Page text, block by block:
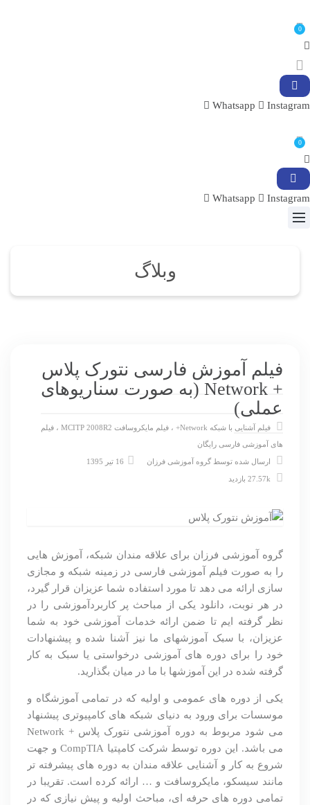
0
Whatsapp Instagram
0
Whatsapp Instagram
وبلاگ
فیلم آموزش فارسی نتورک پلاس
+ Network (به صورت سناریوهای
عملی)
فیلم آشنایی با شبکه Network+ ، فیلم مایکروسافت MCITP 2008R2 ، فیلم
های آموزشی فارسی رایگان
ارسال شده توسط گروه آموزشی فرزان 16 تیر 1395
گروه آموزشی فرزان برای علاقه مندان شبکه، آموزش هایی
را به صورت فیلم آموزشی فارسی در زمینه شبکه و مجازی
سازی ارائه می دهد تا مورد استفاده شما عزیزان قرار گیرد،
در هر نوبت، دانلود یکی از مباحث پر کاربردآموزشی را در
نظر گرفته ایم تا ضمن ارائه خدمات آموزشی خود به شما
عزیزان، با سبک آموزشهای ما نیز آشنا شده و پیشنهادات
خود را برای دوره های آموزشی درخواستی یا سبک به کار
گرفته شده در این آموزشها با ما در میان بگذارید.
یکی از دوره های عمومی و اولیه که در تمامی آموزشگاه و
موسسات برای ورود به دنیای شبکه های کامپیوتری پیشنهاد
می شود مربوط به دوره آموزشی نتورک پلاس + Network
می باشد. این دوره توسط شرکت کامپتیا CompTIA و جهت
شروع به کار و آشنایی علاقه مندان به دوره های پیشرفته تر
مانند سیسکو، مایکروسافت و … ارائه کرده است. تقریبا در
تمامی دوره های حرفه ای، مباحث اولیه و پیش نیازی که در